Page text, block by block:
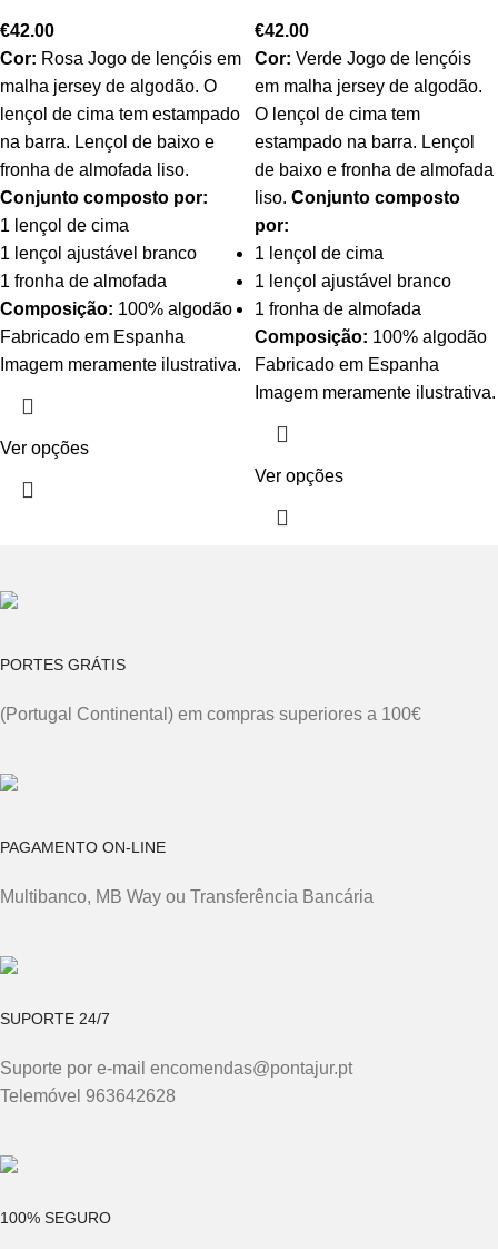
€42.00
Cor: Rosa Jogo de lençóis em
malha jersey de algodão. O
lençol de cima tem estampado
na barra. Lençol de baixo e
fronha de almofada liso.
Conjunto composto por:
1 lençol de cima
1 lençol ajustável branco
1 fronha de almofada
Composição: 100% algodão
Fabricado em Espanha
Imagem meramente ilustrativa.
Ver opções
€42.00
Cor: Verde Jogo de lençóis
em malha jersey de algodão.
O lençol de cima tem
estampado na barra. Lençol
de baixo e fronha de almofada
liso. Conjunto composto
por:
1 lençol de cima
1 lençol ajustável branco
1 fronha de almofada
Composição: 100% algodão
Fabricado em Espanha
Imagem meramente ilustrativa.
Ver opções
PORTES GRÁTIS
(Portugal Continental) em compras superiores a 100€
PAGAMENTO ON-LINE
Multibanco, MB Way ou Transferência Bancária
SUPORTE 24/7
Suporte por e-mail encomendas@pontajur.pt
Telemóvel 963642628
100% SEGURO